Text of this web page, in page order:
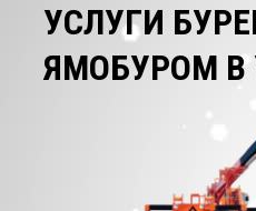
УСЛУГИ
ЯМОБУРОМ В